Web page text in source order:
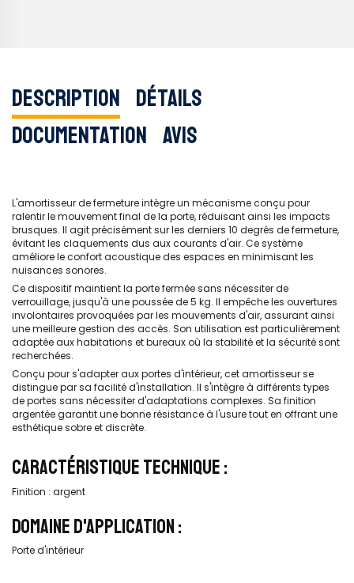
Description Détails
Documentation Avis
L'amortisseur de fermeture intègre un mécanisme conçu pour
ralentir le mouvement final de la porte, réduisant ainsi les impacts
brusques. Il agit précisément sur les derniers 10 degrés de fermeture,
évitant les claquements dus aux courants d'air. Ce système
améliore le confort acoustique des espaces en minimisant les
nuisances sonores.
Ce dispositif maintient la porte fermée sans nécessiter de
verrouillage, jusqu'à une poussée de 5 kg. Il empêche les ouvertures
involontaires provoquées par les mouvements d'air, assurant ainsi
une meilleure gestion des accès. Son utilisation est particulièrement
adaptée aux habitations et bureaux où la stabilité et la sécurité sont
recherchées.
Conçu pour s'adapter aux portes d'intérieur, cet amortisseur se
distingue par sa facilité d'installation. Il s'intègre à différents types
de portes sans nécessiter d'adaptations complexes. Sa finition
argentée garantit une bonne résistance à l'usure tout en offrant une
esthétique sobre et discrète.
CARACTÉRISTIQUE TECHNIQUE :
Finition : argent
DOMAINE D'APPLICATION :
Porte d'intérieur